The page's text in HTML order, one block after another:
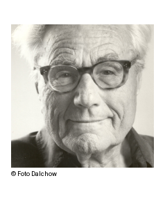
© Foto Dalchow